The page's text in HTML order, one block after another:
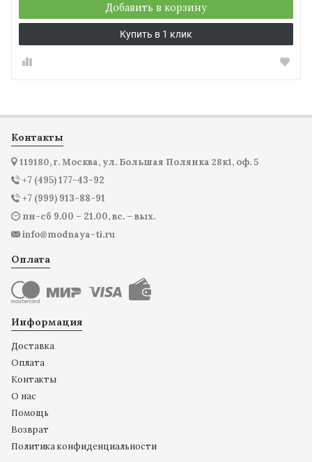
Добавить в корзину
Купить в 1 клик
Контакты
119180, г. Москва, ул. Большая Полянка 28к1, оф. 5
+7 (495) 177-43-92
+7 (999) 913-88-91
пн-сб 9.00 – 21.00, вс. – вых.
info@modnaya-ti.ru
Оплата
Информация
Доставка
Оплата
Контакты
О нас
Помощь
Возврат
Политика конфиденциальности